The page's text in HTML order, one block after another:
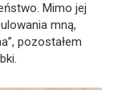
Mimo jej
mną,
pozostałem